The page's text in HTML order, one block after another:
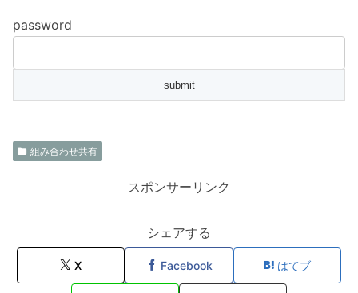
password
組み合わせ共有
スポンサーリンク
シェアする
X Facebook はてブ